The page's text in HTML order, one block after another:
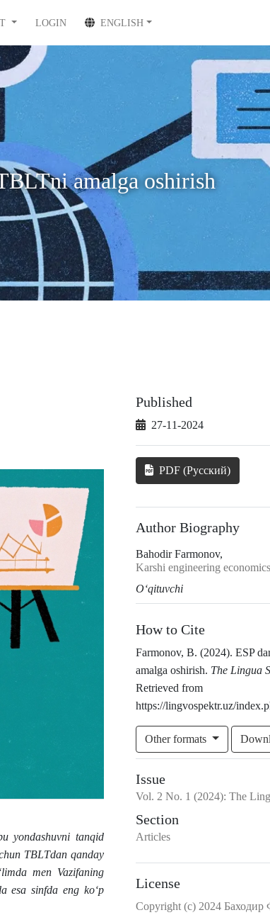
LOGIN ENGLISH
amalga oshirish
yondashuvni tanqid
TBLTdan qanday
men Vazifaning
esa sinfda eng ko‘p
Published
27-11-2024
PDF (Русский)
Author Biography
Bahodir Farmonov,
Karshi engineering
O‘qituvchi
How to Cite
Farmonov, B. (2024). ESP
amalga oshirish. The Lingua
Retrieved from
https://lingvospektr.uz/
Other formats
Issue
Vol. 2 No. 1 (2024): The
Section
Articles
License
Copyright (c) 2024 Баходир